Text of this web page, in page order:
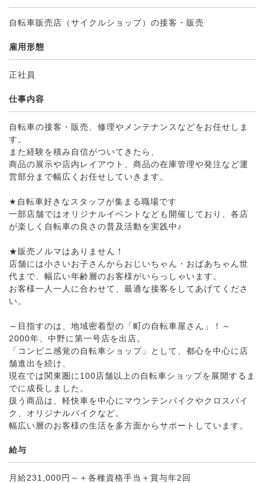
自転車販売店（サイクルショップ）の接客・販売
雇用形態
正社員
仕事内容
自転車の接客・販売、修理やメンテナンスなどをお任せしま
す。
また経験を積み自信がついてきたら、
商品の展示や店内レイアウト、商品の在庫管理や発注など運
営部分まで幅広くお任せしていきます。
★自転車好きなスタッフが集まる職場です
一部店舗ではオリジナルイベントなども開催しており、各店
が楽しく自転車の良さの普及活動を実践中♪
★販売ノルマはありません！
店舗には小さいお子さんからおじいちゃん・おばあちゃん世
代まで、幅広い年齢層のお客様がいらっしゃいます。
お客様一人一人に合わせて、最適な接客をしてあげてくださ
い。
～目指すのは、地域密着型の「町の自転車屋さん」！～
2000年、中野に第一号店を出店。
「コンビニ感覚の自転車ショップ」として、都心を中心に店
舗進出を続け、
現在では関東圏に100店舗以上の自転車ショップを展開するま
でに成長しました。
扱う商品は、軽快車を中心にマウンテンバイクやクロスバイ
ク、オリジナルバイクなど。
幅広い層のお客様の生活を多方面からサポートしています。
給与
月給231,000円～＋各種資格手当＋賞与年2回